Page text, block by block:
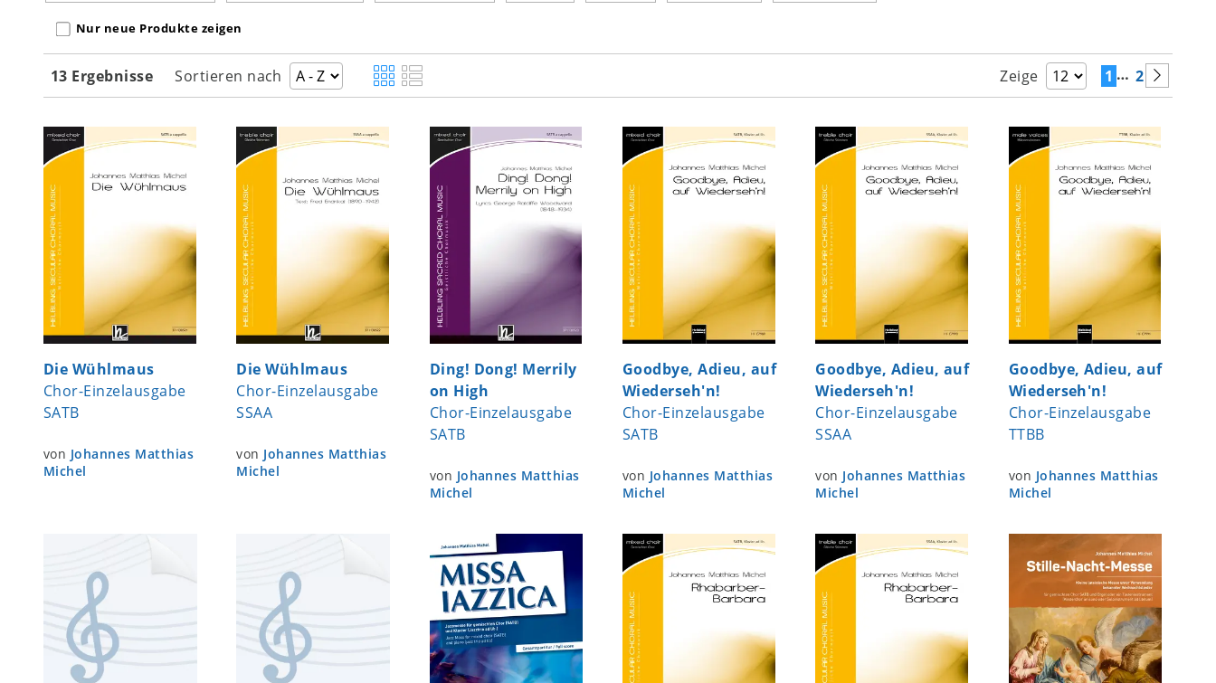
Nur neue Produkte zeigen
13 Ergebnisse Sortieren nach Zeige 1 … 2
Die Wühlmaus
Chor-Einzelausgabe
SATB
von Johannes Matthias
Michel
Die Wühlmaus
Chor-Einzelausgabe
SSAA
von Johannes Matthias
Michel
Ding! Dong! Merrily
on High
Chor-Einzelausgabe
SATB
von Johannes Matthias
Michel
Goodbye, Adieu, auf
Wiederseh'n!
Chor-Einzelausgabe
SATB
von Johannes Matthias
Michel
Goodbye, Adieu, auf
Wiederseh'n!
Chor-Einzelausgabe
SSAA
von Johannes Matthias
Michel
Goodbye, Adieu, auf
Wiederseh'n!
Chor-Einzelausgabe
TTBB
von Johannes Matthias
Michel